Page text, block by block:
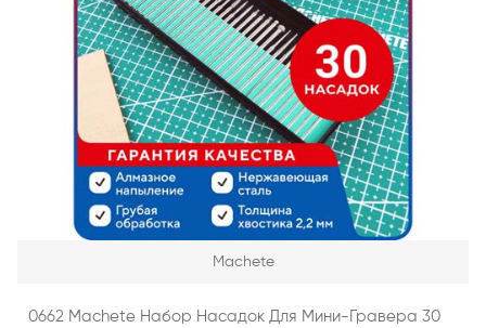
Machete
0662 Machete Набор Насадок Для Мини-Гравера 30